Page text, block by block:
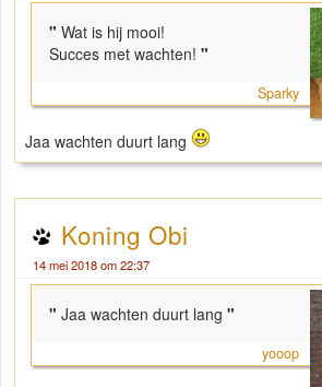
" Wat is hij mooi!
Succes met wachten! "
Sparky
Jaa wachten duurt lang
Koning Obi
14 mei 2018 om 22:37
" Jaa wachten duurt lang "
yooop